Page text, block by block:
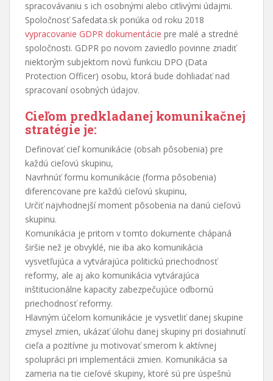
spracovávaniu s ich osobnými alebo citlivými údajmi.
Spoločnosť Safedata.sk ponúka od roku 2018
vypracovanie GDPR dokumentácie pre malé a stredné
spoločnosti. GDPR po novom zaviedlo povinne zriadiť
niektorým subjektom novú funkciu DPO (Data
Protection Officer) osobu, ktorá bude dohliadať nad
spracovaní osobných údajov.
Cieľom predkladanej komunikačnej
stratégie je:
Definovať cieľ komunikácie (obsah pôsobenia) pre
každú cieľovú skupinu,
Navrhnúť formu komunikácie (forma pôsobenia)
diferencovane pre každú cieľovú skupinu,
Určiť najvhodnejší moment pôsobenia na danú cieľovú
skupinu.
Komunikácia je pritom v tomto dokumente chápaná
širšie než je obvyklé, nie iba ako komunikácia
vysvetľujúca a vytvárajúca politickú priechodnosť
reformy, ale aj ako komunikácia vytvárajúca
inštitucionálne kapacity zabezpečujúce odbornú
priechodnosť reformy.
Hlavným účelom komunikácie je vysvetliť danej skupine
zmysel zmien, ukázať úlohu danej skupiny pri dosiahnutí
cieľa a pozitívne ju motivovať smerom k aktívnej
spolupráci pri implementácii zmien. Komunikácia sa
zameria na tie cieľové skupiny, ktoré sú pre úspešnú